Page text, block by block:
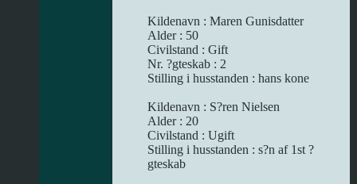
Kildenavn : Maren Gunisdatter
Alder : 50
Civilstand : Gift
Nr. ?gteskab : 2
Stilling i husstanden : hans kone
Kildenavn : S?ren Nielsen
Alder : 20
Civilstand : Ugift
Stilling i husstanden : s?n af 1st ?
gteskab